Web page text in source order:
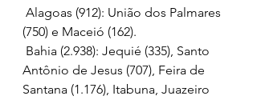
(750) e Maceió (162).
Antônio de Jesus (707), Feira de
Santana (1.176), Itabuna, Juazeiro